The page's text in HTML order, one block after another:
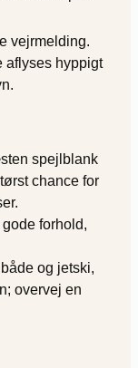
vejrmelding.
aflyses hyppigt
spejlblank
chance for
forhold,
og jetski,
overvej en